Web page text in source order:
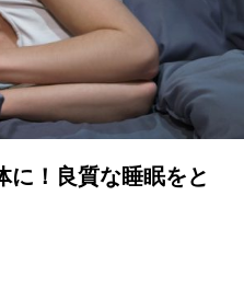
に！良質な睡眠をと